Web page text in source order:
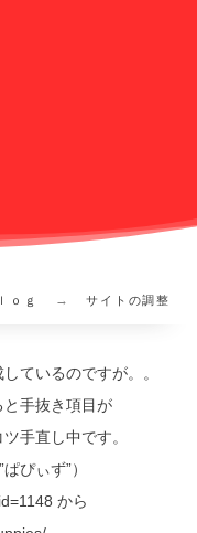
ｏｇ サイトの調整
ているのですが。。
手抜き項目が
手直し中です。
ぴぃず”）
から